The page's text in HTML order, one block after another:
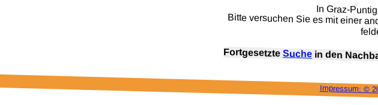
In Graz-
Bitte versuchen Sie es mit einer
Fort­ge­setzte Suche in den
Impressum: ©